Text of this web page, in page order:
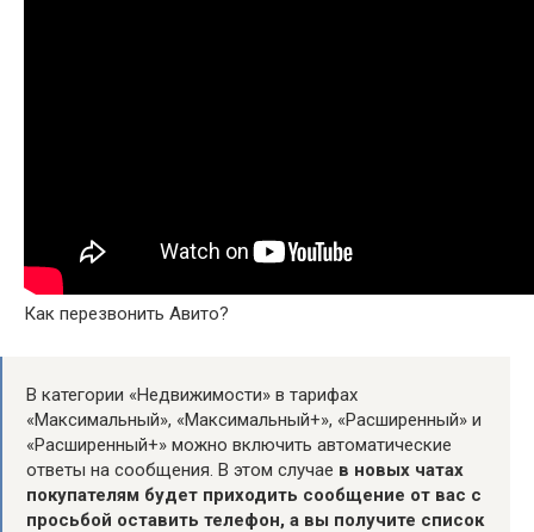
Как перезвонить Авито?
В категории «Недвижимости» в тарифах
«Максимальный», «Максимальный+», «Расширенный» и
«Расширенный+» можно включить автоматические
ответы на сообщения. В этом случае в новых чатах
покупателям будет приходить сообщение от вас с
просьбой оставить телефон, а вы получите список